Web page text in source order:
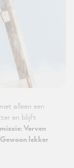
alleen een
en blijft
Verven
lekker